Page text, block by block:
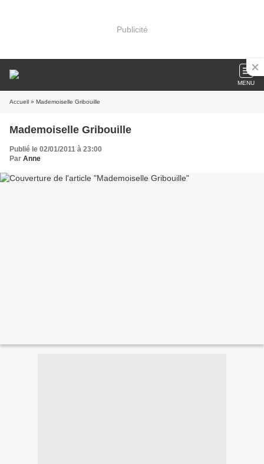
Publicité
MENU
Accueil » Mademoiselle Gribouille
Mademoiselle Gribouille
Publié le 02/01/2011 à 23:00
Par Anne